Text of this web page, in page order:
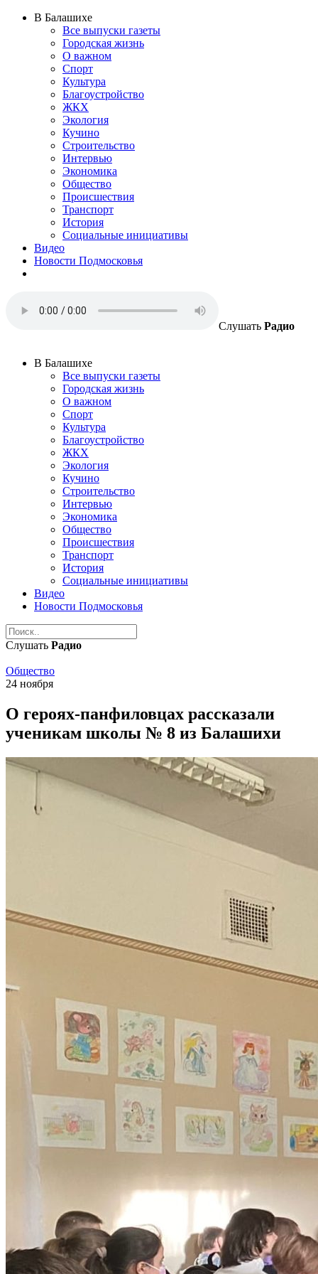
В Балашихе
Все выпуски газеты
Городская жизнь
О важном
Спорт
Культура
Благоустройство
ЖКХ
Экология
Кучино
Строительство
Интервью
Экономика
Общество
Происшествия
Транспорт
История
Социальные инициативы
Видео
Новости Подмосковья
Слушать Радио
В Балашихе
Все выпуски газеты
Городская жизнь
О важном
Спорт
Культура
Благоустройство
ЖКХ
Экология
Кучино
Строительство
Интервью
Экономика
Общество
Происшествия
Транспорт
История
Социальные инициативы
Видео
Новости Подмосковья
Слушать Радио
Общество
24 ноября
О героях-панфиловцах рассказали
ученикам школы № 8 из Балашихи